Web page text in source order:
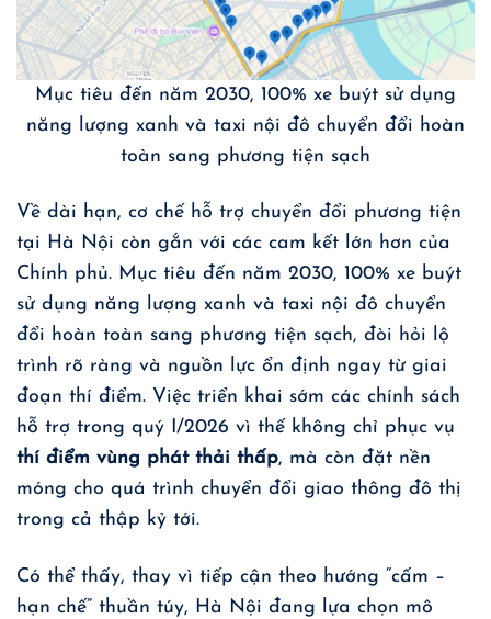
Mục tiêu đến năm 2030, 100% xe buýt sử dụng
năng lượng xanh và taxi nội đô chuyển đổi hoàn
toàn sang phương tiện sạch
Về dài hạn, cơ chế hỗ trợ chuyển đổi phương tiện
tại Hà Nội còn gắn với các cam kết lớn hơn của
Chính phủ. Mục tiêu đến năm 2030, 100% xe buýt
sử dụng năng lượng xanh và taxi nội đô chuyển
đổi hoàn toàn sang phương tiện sạch, đòi hỏi lộ
trình rõ ràng và nguồn lực ổn định ngay từ giai
đoạn thí điểm. Việc triển khai sớm các chính sách
hỗ trợ trong quý I/2026 vì thế không chỉ phục vụ
thí điểm vùng phát thải thấp, mà còn đặt nền
móng cho quá trình chuyển đổi giao thông đô thị
trong cả thập kỷ tới.
Có thể thấy, thay vì tiếp cận theo hướng “cấm –
hạn chế” thuần túy, Hà Nội đang lựa chọn mô